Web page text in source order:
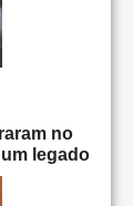
no
legado